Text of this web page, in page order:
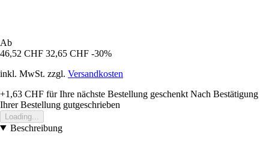
Ab
46,52 CHF 32,65 CHF -30%
inkl. MwSt. zzgl. Versandkosten
+1,63 CHF für Ihre nächste Bestellung geschenkt Nach Bestätigung
Ihrer Bestellung gutgeschrieben
Loading...
Beschreibung